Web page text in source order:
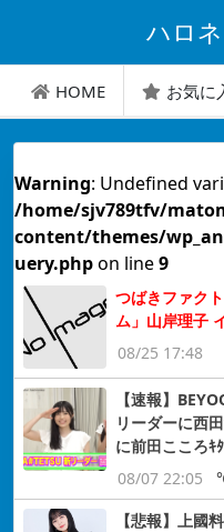
ハロ
HOME お気に
Warning: Undefined
/home/sjv789tfv/
content/themes/
uery.phpon line9
つばきファク
ム」山岸理子
08/25 17:48
【速報】
リーダーに西
に前田ここ
08/07 22:05
【悲報】上國